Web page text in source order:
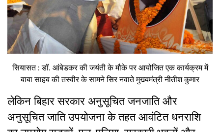
सियासत : डॉ. आंबेडकर की जयंती के मौके पर आयोजित एक कार्यक्रम में
बाबा साहब की तस्वीर के सामने सिर नवाते मुख्यमंत्री नीतीश कुमार
लेकिन बिहार सरकार अनुसूचित जनजाति और
अनुसूचित जाति उपयोजना के तहत आवंटित धनराशि